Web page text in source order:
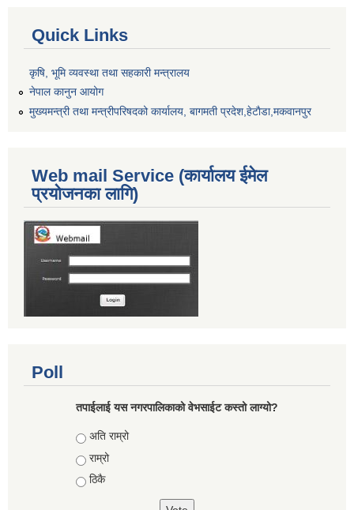
Quick Links
कृषि, भूमि व्यवस्था तथा सहकारी मन्त्रालय
नेपाल कानुन आयोग
मुख्यमन्त्री तथा मन्त्रीपरिषदको कार्यालय, बागमती प्रदेश,हेटाैडा,मकवानपुर
Web mail Service (कार्यालय ईमेल
प्रयोजनका लागि)
Poll
तपाईलाई यस नगरपालिकाको वेभसाईट कस्तो लाग्यो?
Choices
अति राम्रो
राम्रो
ठिकै